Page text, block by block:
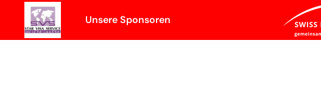
content
Unsere Sponsoren